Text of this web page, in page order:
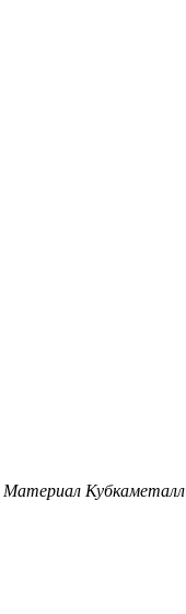
Материал Кубкаметалл